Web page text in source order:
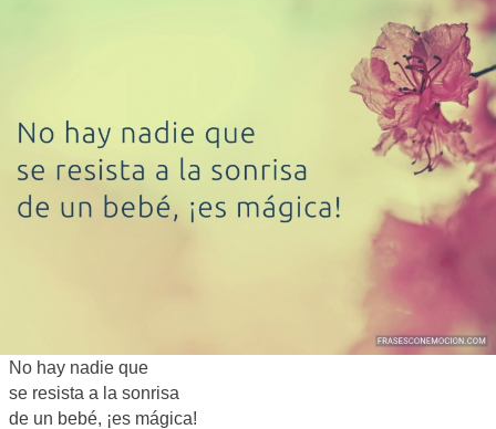
No hay nadie que
se resista a la sonrisa
de un bebé, ¡es mágica!